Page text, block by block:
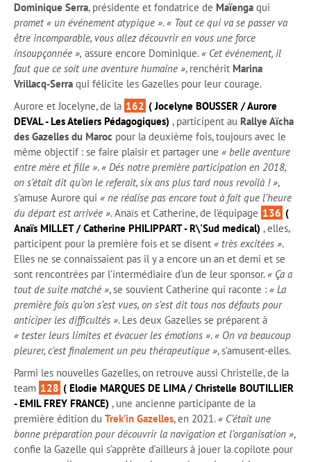
Dominique Serra, présidente et fondatrice de Maïengaqui
promet « un événement atypique ».« Tout ce qui va se passer va
être incomparable, vous allez découvrir en vous une force
insoupçonnée », assure encore Dominique.« Cet événement, il
faut que ce soit une aventure humaine », renchérit Marina
Vrillacq-Serraqui félicite les Gazelles pour leur courage.
Aurore et Jocelyne, de la 162 ( Jocelyne BOUSSER / Aurore
DEVAL - Les Ateliers Pédagogiques) , participent au Rallye Aïcha
des Gazelles du Maroc pour la deuxième fois, toujours avec le
même objectif : se faire plaisir et partager une « belle aventure
entre mère et fille ».« Dés notre première participation en 2018,
on s’était dit qu’on le referait, six ans plus tard nous revoilà ! »,
s’amuse Aurore qui « ne réalise pas encore tout à fait que l’heure
du départ est arrivée ». Anaïs et Catherine, de l’équipage 136 (
Anaïs MILLET / Catherine PHILIPPART - R\'Sud medical) , elles,
participent pour la première fois et se disent « très excitées ».
Elles ne se connaissaient pas il y a encore un an et demi et se
sont rencontrées par l’intermédiaire d’un de leur sponsor.« Ça a
tout de suite matché », se souvient Catherine qui raconte : « La
première fois qu’on s’est vues, on s’est dit tous nos défauts pour
anticiper les difficultés ». Les deux Gazelles se préparent à
« tester leurs limites et évacuer les émotions ».« On va beaucoup
pleurer, c’est finalement un peu thérapeutique », s’amusent-elles.
Parmi les nouvelles Gazelles, on retrouve aussi Christelle, de la
team 128 ( Elodie MARQUES DE LIMA / Christelle BOUTILLIER
- EMIL FREY FRANCE) , une ancienne participante de la
première édition du Trek’in Gazelles, en 2021.« C’était une
bonne préparation pour découvrir la navigation et l’organisation »,
confie la Gazelle qui s’apprête d’ailleurs à jouer la copilote pour